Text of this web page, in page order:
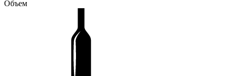
Объем